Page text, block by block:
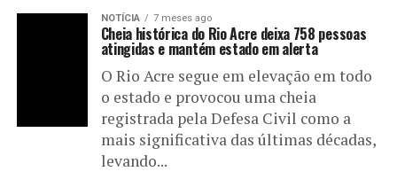
NOTÍCIA 7 meses ago
Cheia histórica do Rio Acre deixa 758 pessoas
atingidas e mantém estado em alerta
O Rio Acre segue em elevação em todo
o estado e provocou uma cheia
registrada pela Defesa Civil como a
mais significativa das últimas décadas,
levando...